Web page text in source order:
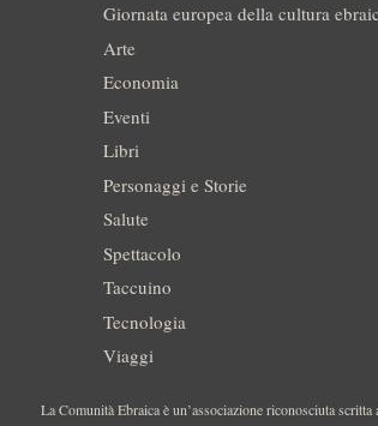
Giornata europea della cultura
Arte
Economia
Eventi
Libri
Personaggi e Storie
Salute
Spettacolo
Taccuino
Tecnologia
Viaggi
La Comunità Ebraica è un’associazione riconosciuta